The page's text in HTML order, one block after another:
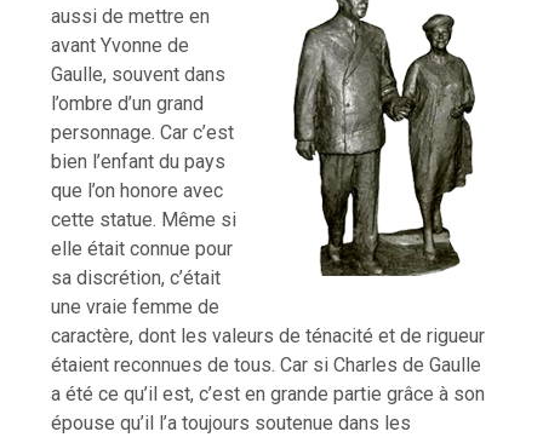
aussi de mettre en
avant Yvonne de
Gaulle, souvent dans
l’ombre d’un grand
personnage. Car c’est
bien l’enfant du pays
que l’on honore avec
cette statue. Même si
elle était connue pour
sa discrétion, c’était
une vraie femme de
caractère, dont les valeurs de ténacité et de rigueur
étaient reconnues de tous. Car si Charles de Gaulle
a été ce qu’il est, c’est en grande partie grâce à son
épouse qu’il l’a toujours soutenue dans les